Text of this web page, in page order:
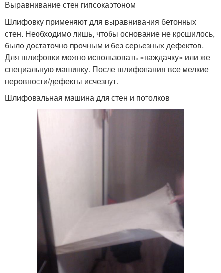
Выравнивание стен гипсокартоном
Шлифовку применяют для выравнивания бетонных
стен. Необходимо лишь, чтобы основание не крошилось,
было достаточно прочным и без серьезных дефектов.
Для шлифовки можно использовать «наждачку» или же
специальную машинку. После шлифования все мелкие
неровности/дефекты исчезнут.
Шлифовальная машина для стен и потолков